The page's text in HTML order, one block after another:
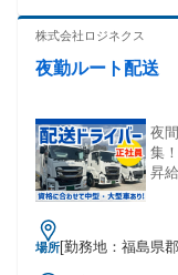
株式会社ロジネクス
夜勤ルート配送
夜
集
昇
場所[勤務地：福島県